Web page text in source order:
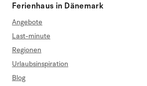
Ferienhaus in Dänemark
Angebote
Last-minute
Regionen
Urlaubsinspiration
Blog